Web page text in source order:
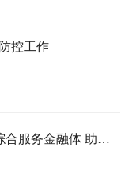
控工作
兴隆农信构建“景区+商户+游客+农信”综合服务金融体 助力本土经济发展